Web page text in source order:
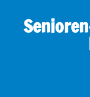
content